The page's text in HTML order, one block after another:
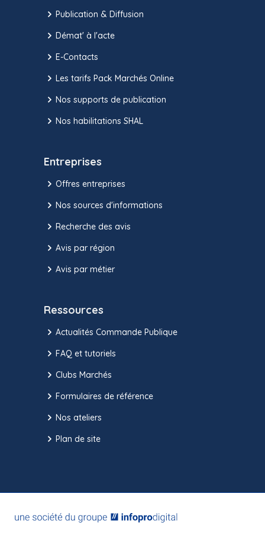
Publication & Diffusion
Démat' à l'acte
E-Contacts
Les tarifs Pack Marchés Online
Nos supports de publication
Nos habilitations SHAL
Entreprises
Offres entreprises
Nos sources d'informations
Recherche des avis
Avis par région
Avis par métier
Ressources
Actualités Commande Publique
FAQ et tutoriels
Clubs Marchés
Formulaires de référence
Nos ateliers
Plan de site